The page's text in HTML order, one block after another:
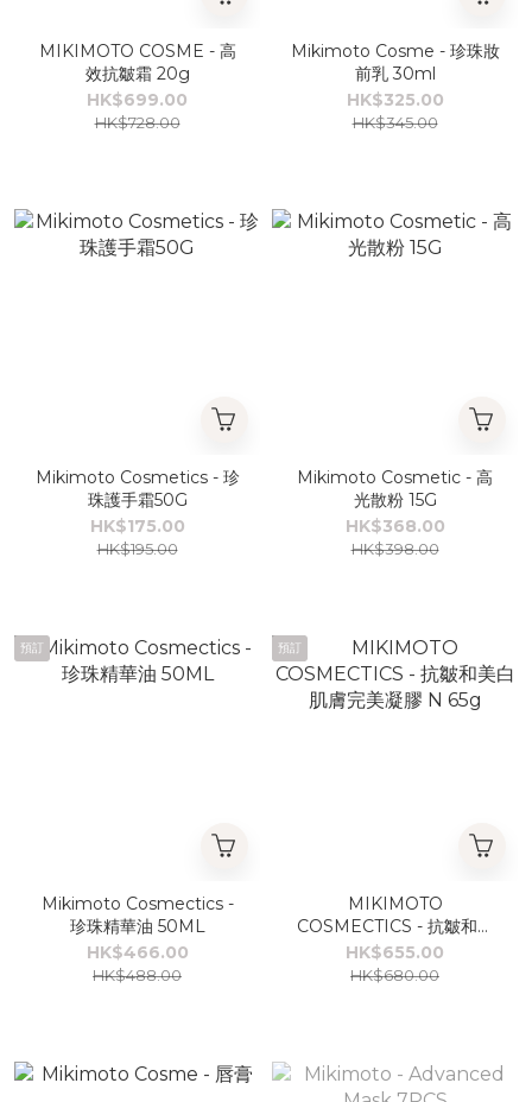
MIKIMOTO COSME - 高
效抗皺霜 20g
HK$699.00
HK$728.00
Mikimoto Cosme - 珍珠妝
前乳 30ml
HK$325.00
HK$345.00
Mikimoto Cosmetics - 珍
珠護手霜50G
HK$175.00
HK$195.00
Mikimoto Cosmetic - 高
光散粉 15G
HK$368.00
HK$398.00
預訂
Mikimoto Cosmectics -
珍珠精華油 50ML
HK$466.00
HK$488.00
預訂
MIKIMOTO
COSMECTICS - 抗皺和美
白肌膚完美凝膠 N 65g
HK$655.00
HK$680.00